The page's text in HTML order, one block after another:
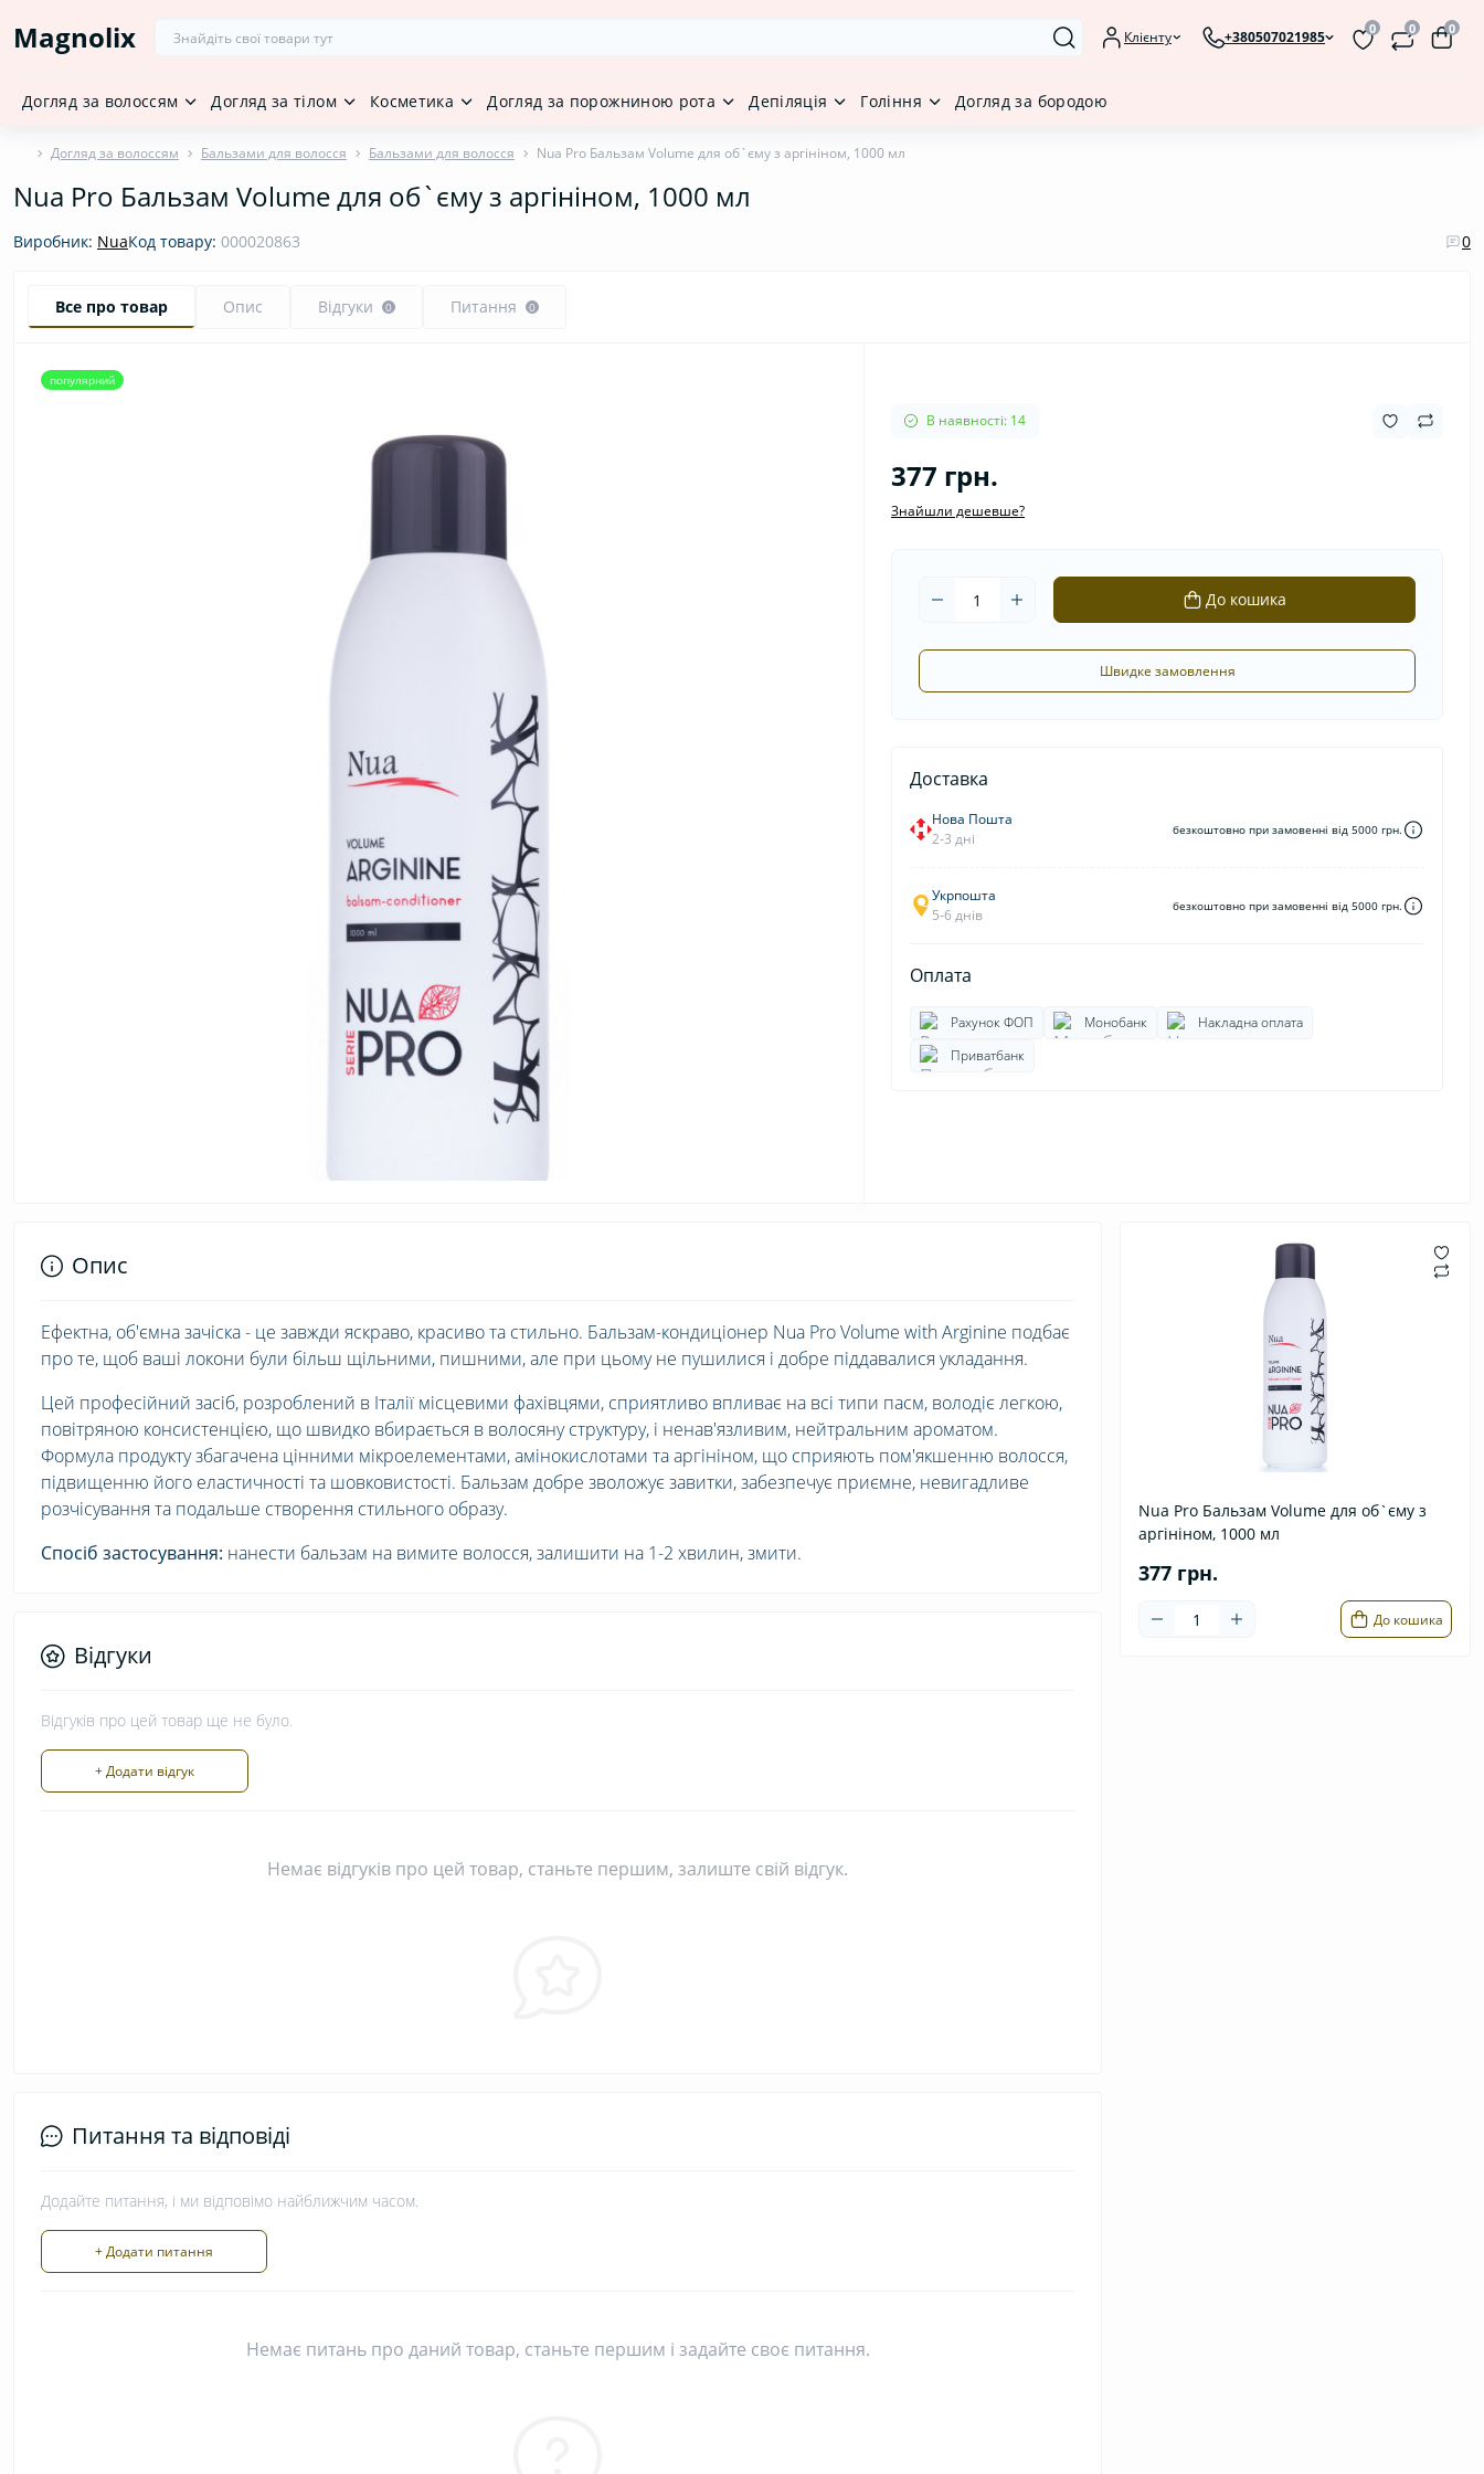
Magnolix Клієнту +380507021985 0 0 0
Догляд за волоссям Догляд за тілом Косметика Догляд за порожниною рота Депіляція Гоління Догляд за бородою
Догляд за волоссям Бальзами для волосся Бальзами для волосся Nua Pro Бальзам Volume для об`єму з аргініном, 1000 мл
Nua Pro Бальзам Volume для об`єму з аргініном, 1000 мл
Виробник: NuaКод товару: 000020863 0
Все про товар Опис Відгуки 0 Питання 0
популярний
В наявності: 14
377 грн.
Знайшли дешевше?
До кошика
Швидке замовлення
Доставка
Нова Пошта
2-3 дні
безкоштовно при замовенні від 5000 грн.
Укрпошта
5-6 днів
безкоштовно при замовенні від 5000 грн.
Оплата
Рахунок ФОП Монобанк
Накладна оплата
Приватбанк
Nua Pro Бальзам Volume для об`єму з
аргініном, 1000 мл
377 грн.
До кошика
Опис
Ефектна, об'ємна зачіска - це завжди яскраво, красиво та стильно. Бальзам-кондиціонер Nua Pro Volume with Arginine подбає
про те, щоб ваші локони були більш щільними, пишними, але при цьому не пушилися і добре піддавалися укладання.
Цей професійний засіб, розроблений в Італії місцевими фахівцями, сприятливо впливає на всі типи пасм, володіє легкою,
повітряною консистенцією, що швидко вбирається в волосяну структуру, і ненав'язливим, нейтральним ароматом.
Формула продукту збагачена цінними мікроелементами, амінокислотами та аргініном, що сприяють пом'якшенню волосся,
підвищенню його еластичності та шовковистості. Бальзам добре зволожує завитки, забезпечує приємне, невигадливе
розчісування та подальше створення стильного образу.
Спосіб застосування: нанести бальзам на вимите волосся, залишити на 1-2 хвилин, змити.
Відгуки
Відгуків про цей товар ще не було.
+ Додати відгук
Немає відгуків про цей товар, станьте першим, залиште свій відгук.
Питання та відповіді
Додайте питання, і ми відповімо найближчим часом.
+ Додати питання
Немає питань про даний товар, станьте першим і задайте своє питання.